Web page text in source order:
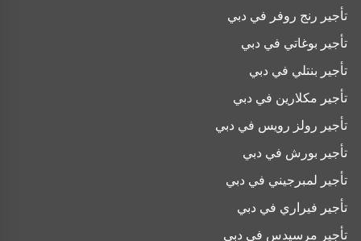
تأجير رنج روفر في دبي
تأجير بوغاتي في دبي
تأجير بنتلي في دبي
تأجير مكلارين في دبي
تأجير رولز رويس في دبي
تأجير بورش في دبي
تأجير لمبرجيني في دبي
تأجير فيراري في دبي
تأجير مرسيدس في دبي